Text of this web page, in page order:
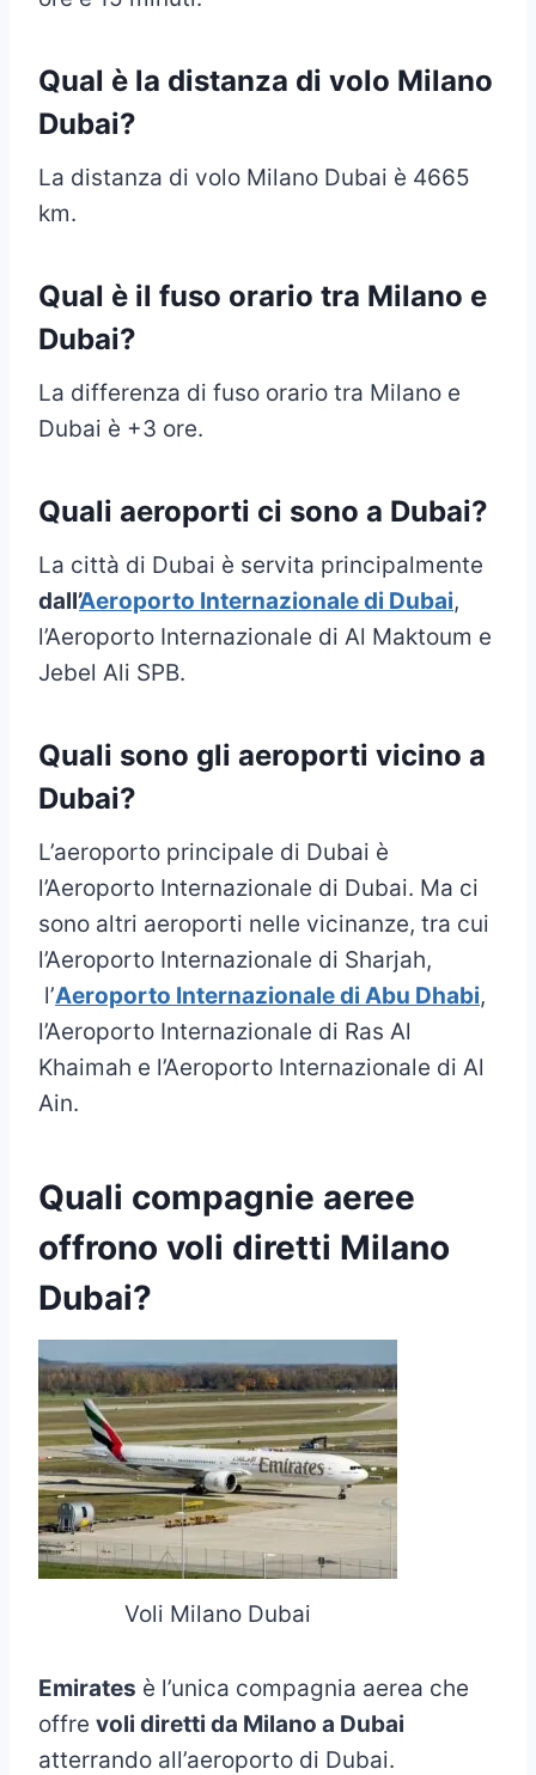
Qual è la distanza di volo Milano
Dubai?
La distanza di volo Milano Dubai è 4665
km.
Qual è il fuso orario tra Milano e
Dubai?
La differenza di fuso orario tra Milano e
Dubai è +3 ore.
Quali aeroporti ci sono a Dubai?
La città di Dubai è servita principalmente
dall’Aeroporto Internazionale di Dubai,
l’Aeroporto Internazionale di Al Maktoum e
Jebel Ali SPB.
Quali sono gli aeroporti vicino a
Dubai?
L’aeroporto principale di Dubai è
l’Aeroporto Internazionale di Dubai. Ma ci
sono altri aeroporti nelle vicinanze, tra cui
l’Aeroporto Internazionale di Sharjah,
l’Aeroporto Internazionale di Abu Dhabi,
l’Aeroporto Internazionale di Ras Al
Khaimah e l’Aeroporto Internazionale di Al
Ain.
Quali compagnie aeree
offrono voli diretti Milano
Dubai?
Voli Milano Dubai
Emirates è l’unica compagnia aerea che
offre voli diretti da Milano a Dubai
atterrando all’aeroporto di Dubai.